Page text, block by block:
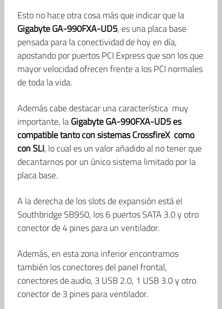
Esto no hace otra cosa más que indicar que la
Gigabyte GA-990FXA-UD5, es una placa base
pensada para la conectividad de hoy en día,
apostando por puertos PCI Express que son los que
mayor velocidad ofrecen frente a los PCI normales
de toda la vida.
Además cabe destacar una característica muy
importante, laGigabyte GA-990FXA-UD5es
compatible tanto con sistemas CrossfireX como
con SLI, lo cual es un valor añadido al no tener que
decantarnos por un único sistema limitado por la
placa base.
A la derecha de los slots de expansión está el
Southbridge SB950, los 6 puertos SATA 3.0 y otro
conector de 4 pines para un ventilador.
Además, en esta zona inferior encontramos
también los conectores del panel frontal,
conectores de audio, 3 USB 2.0, 1 USB 3.0 y otro
conector de 3 pines para ventilador.